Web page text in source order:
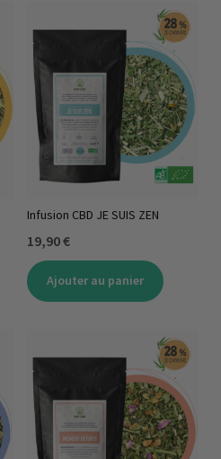
Infusion CBD JE SUIS ZEN
19,90 €
Ajouter au panier